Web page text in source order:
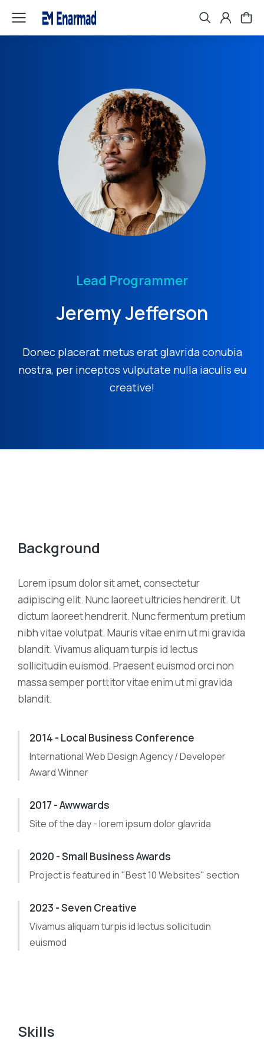
Lead Programmer
Jeremy Jefferson
Donec placerat metus erat glavrida conubia
nostra, per inceptos vulputate nulla iaculis eu
creative!
Background
Lorem ipsum dolor sit amet, consectetur
adipiscing elit. Nunc laoreet ultricies hendrerit. Ut
dictum laoreet hendrerit. Nunc fermentum pretium
nibh vitae volutpat. Mauris vitae enim ut mi gravida
blandit. Vivamus aliquam turpis id lectus
sollicitudin euismod. Praesent euismod orci non
massa semper porttitor vitae enim ut mi gravida
blandit.
2014 - Local Business Conference
International Web Design Agency / Developer
Award Winner
2017 - Awwwards
Site of the day - lorem ipsum dolor glavrida
2020 - Small Business Awards
Project is featured in "Best 10 Websites" section
2023 - Seven Creative
Vivamus aliquam turpis id lectus sollicitudin
euismod
Skills